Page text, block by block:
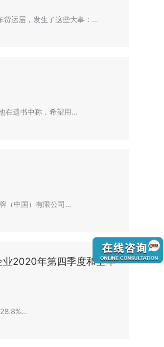
货运届，发生了这些大事：…
在遗书中称，希望用…
（中国）有限公司…
业2020年第四季度和全年